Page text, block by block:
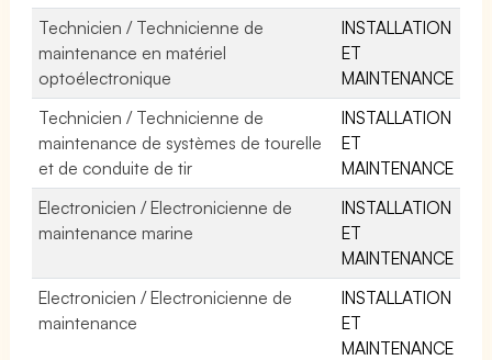
Technicien / Technicienne de
maintenance en matériel
optoélectronique
INSTALLATION
ET
MAINTENANCE
Technicien / Technicienne de
maintenance de systèmes de tourelle
et de conduite de tir
INSTALLATION
ET
MAINTENANCE
Electronicien / Electronicienne de
maintenance marine
INSTALLATION
ET
MAINTENANCE
Electronicien / Electronicienne de
maintenance
INSTALLATION
ET
MAINTENANCE